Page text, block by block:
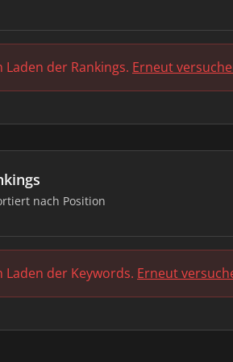
Laden der Rankings. Erneut
nach Position
Laden der Keywords. Erneut